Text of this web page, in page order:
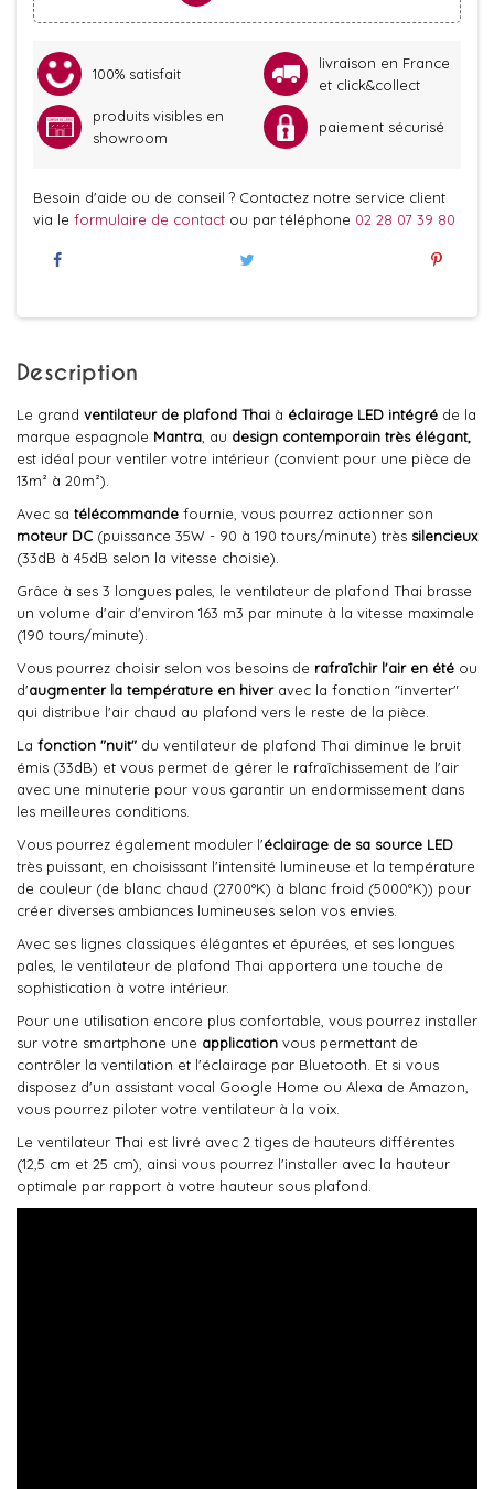
100% satisfait
livraison en France
et click&collect
produits visibles en
showroom
paiement sécurisé
Besoin d'aide ou de conseil ? Contactez notre service client
via le formulaire de contact ou par téléphone 02 28 07 39 80
Description
Le grand ventilateur de plafond Thai à éclairage LED intégré de la
marque espagnole Mantra , au design contemporain très élégant,
est idéal pour ventiler votre intérieur (convient pour une pièce de
13m² à 20m²).
Avec sa télécommande fournie, vous pourrez actionner son
moteur DC (puissance 35W - 90 à 190 tours/minute) très silencieux
(33dB à 45dB selon la vitesse choisie).
Grâce à ses 3 longues pales, le ventilateur de plafond Thai brasse
un volume d'air d'environ 163 m3 par minute à la vitesse maximale
(190 tours/minute).
Vous pourrez choisir selon vos besoins de rafraîchir l'air en été ou
d'augmenter la température en hiveravec la fonction "inverter"
qui distribue l'air chaud au plafond vers le reste de la pièce.
La fonction "nuit" du ventilateur de plafond Thai diminue le bruit
émis (33dB) et vous permet de gérer le rafraîchissement de l'air
avec une minuterie pour vous garantir un endormissement dans
les meilleures conditions.
Vous pourrez également moduler l'éclairage de sa source LED
très puissant, en choisissant l'intensité lumineuse et la température
de couleur (de blanc chaud (2700°K) à blanc froid (5000°K)) pour
créer diverses ambiances lumineuses selon vos envies.
Avec ses lignes classiques élégantes et épurées, et ses longues
pales, le ventilateur de plafond Thai apportera une touche de
sophistication à votre intérieur.
Pour une utilisation encore plus confortable, vous pourrez installer
sur votre smartphone une application vous permettant de
contrôler la ventilation et l'éclairage par Bluetooth. Et si vous
disposez d'un assistant vocal Google Home ou Alexa de Amazon,
vous pourrez piloter votre ventilateur à la voix.
Le ventilateur Thai est livré avec 2 tiges de hauteurs différentes
(12,5 cm et 25 cm), ainsi vous pourrez l'installer avec la hauteur
optimale par rapport à votre hauteur sous plafond.